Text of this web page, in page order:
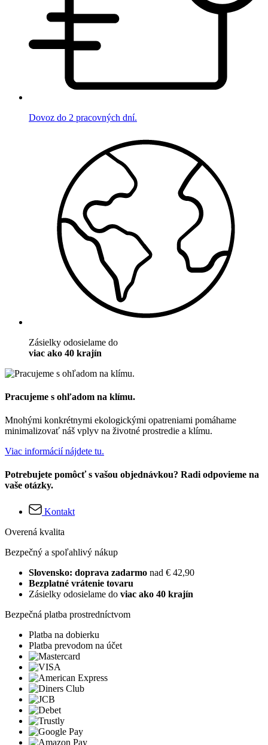
Dovoz do 2 pracovných dní.
Zásielky odosielame do
viac ako 40 krajín
Pracujeme s ohľadom na klímu.
Mnohými konkrétnymi ekologickými opatreniami pomáhame
minimalizovať náš vplyv na životné prostredie a klímu.
Viac informácií nájdete tu.
Potrebujete pomôcť s vašou objednávkou? Radi odpovieme na
vaše otázky.
Kontakt
Overená kvalita
Bezpečný a spoľahlivý nákup
Slovensko: doprava zadarmo nad € 42,90
Bezplatné vrátenie tovaru
Zásielky odosielame do viac ako 40 krajín
Bezpečná platba prostredníctvom
Platba na dobierku
Platba prevodom na účet